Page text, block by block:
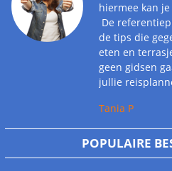
hiermee kan
De
de tips die
eten en
geen gidsen
jullie
Tania P
POPULAIRE